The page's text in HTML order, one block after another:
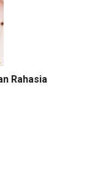
Rahasia